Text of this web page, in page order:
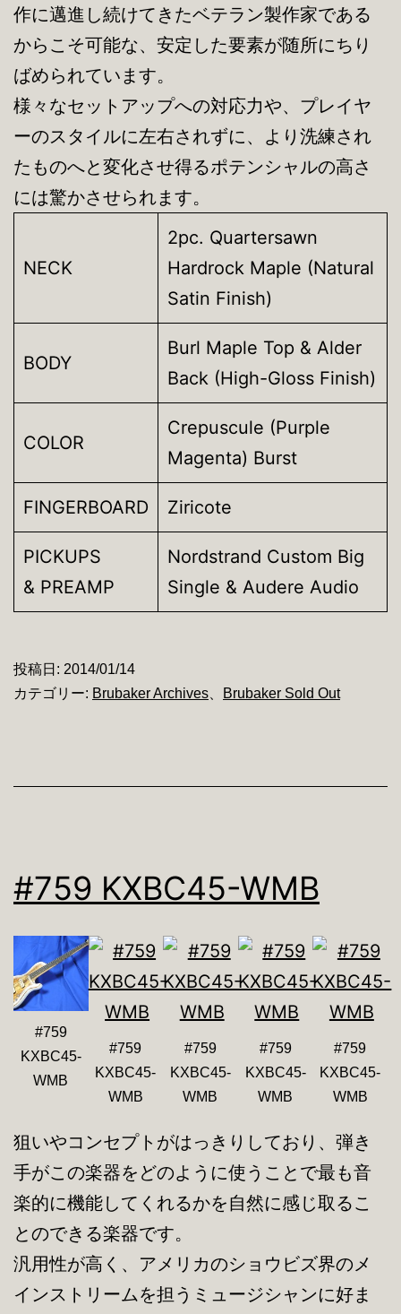
作に邁進し続けてきたベテラン製作家である
からこそ可能な、安定した要素が随所にちり
ばめられています。
様々なセットアップへの対応力や、プレイヤ
ーのスタイルに左右されずに、より洗練され
たものへと変化させ得るポテンシャルの高さ
には驚かさせられます。
NECK
2pc. Quartersawn
Hardrock Maple (Natural
Satin Finish)
BODY
Burl Maple Top & Alder
Back (High-Gloss Finish)
COLOR
Crepuscule (Purple
Magenta) Burst
FINGERBOARD Ziricote
PICKUPS
& PREAMP
Nordstrand Custom Big
Single & Audere Audio
投稿日: 2014/01/14
カテゴリー: Brubaker Archives Brubaker Sold Out
#759 KXBC45-WMB
#759
KXBC45-
WMB
#759
KXBC45-
WMB
#759
KXBC45-
WMB
#759
KXBC45-
WMB
#759
KXBC45-
WMB
狙いやコンセプトがはっきりしており、弾き
手がこの楽器をどのように使うことで最も音
楽的に機能してくれるかを自然に感じ取るこ
とのできる楽器です。
汎用性が高く、アメリカのショウビズ界のメ
インストリームを担うミュージシャンに好ま